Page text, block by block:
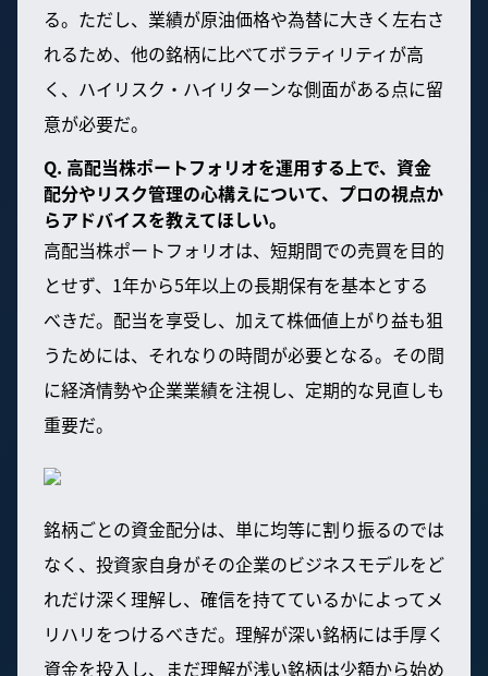
る。ただし、業績が原油価格や為替に大きく左右さ
れるため、他の銘柄に比べてボラティリティが高
く、ハイリスク・ハイリターンな側面がある点に留
意が必要だ。
Q. 高配当株ポートフォリオを運用する上で、資金
配分やリスク管理の心構えについて、プロの視点か
らアドバイスを教えてほしい。
高配当株ポートフォリオは、短期間での売買を目的
とせず、1年から5年以上の長期保有を基本とする
べきだ。配当を享受し、加えて株価値上がり益も狙
うためには、それなりの時間が必要となる。その間
に経済情勢や企業業績を注視し、定期的な見直しも
重要だ。
銘柄ごとの資金配分は、単に均等に割り振るのでは
なく、投資家自身がその企業のビジネスモデルをど
れだけ深く理解し、確信を持てているかによってメ
リハリをつけるべきだ。理解が深い銘柄には手厚く
資金を投入し、まだ理解が浅い銘柄は少額から始め